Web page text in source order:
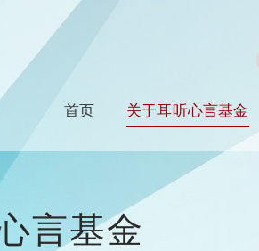
首页 关于耳听心言基金
言基金